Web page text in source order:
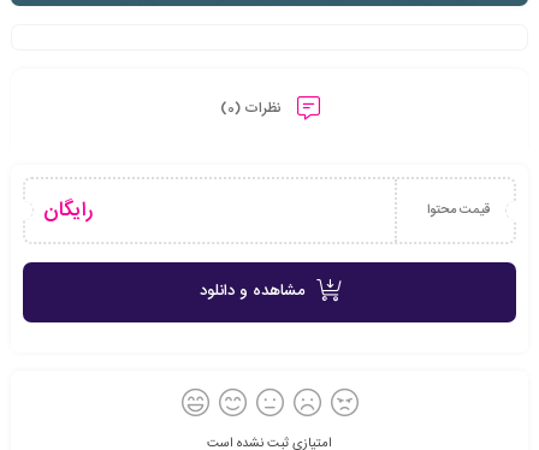
نظرات (0)
قیمت محتوا رایگان
مشاهده و دانلود
امتیازی ثبت نشده است